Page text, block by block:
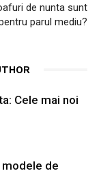
de nunta sunt
parul mediu?
Cele mai noi
modele de